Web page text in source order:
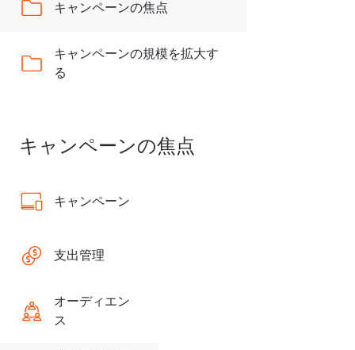
キャンペーンの焦点
キャンペーンの規模を拡大す
る
キャンペーンの焦点
キャンペーン
支出管理
オーディエン
ス